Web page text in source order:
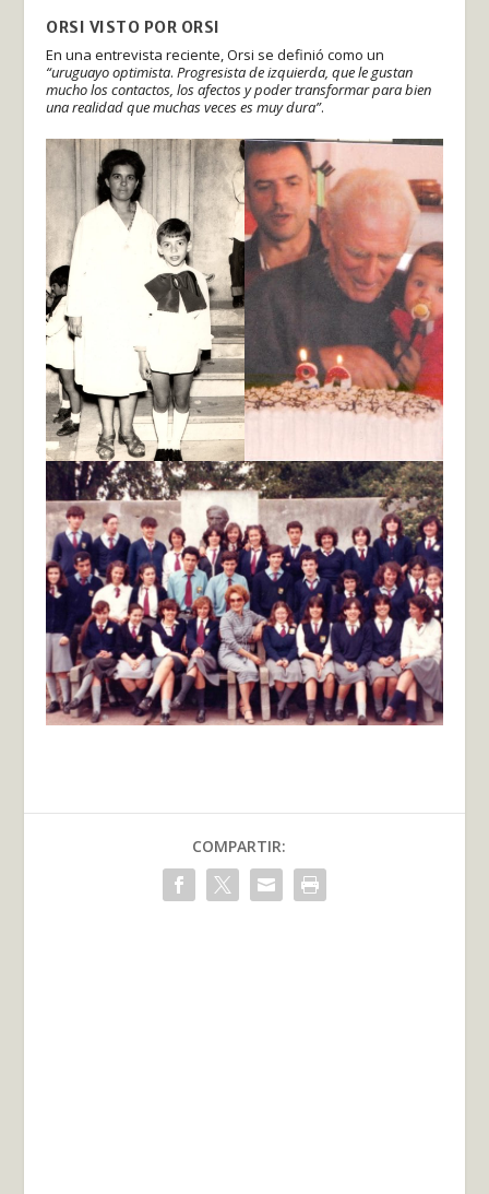
ORSI VISTO POR ORSI
En una entrevista reciente, Orsi se definió como un
“uruguayo optimista. Progresista de izquierda, que le gustan
mucho los contactos, los afectos y poder transformar para bien
una realidad que muchas veces es muy dura”.
COMPARTIR: